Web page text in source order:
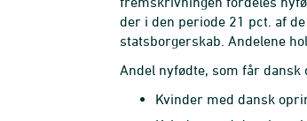
der i den periode 21 pct. af
statsborgerskab. Andelene
Andel nyfødte, som får
Kvinder med dansk